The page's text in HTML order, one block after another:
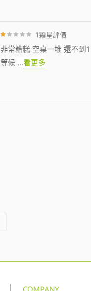
1顆星評價
非常糟糕 空桌一堆 還不到
等候 ...看更多
COMPANY